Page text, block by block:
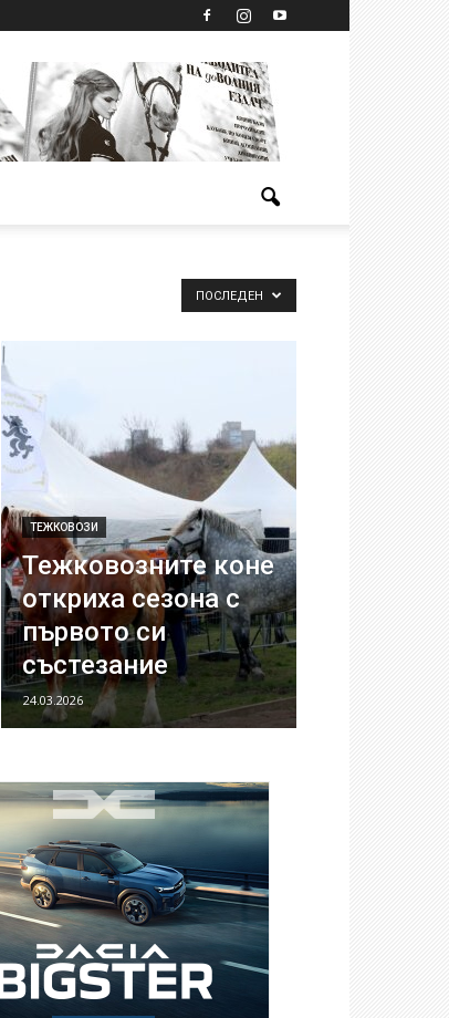
ПОСЛЕДЕН
ТЕЖКОВОЗИ
Тежковозните коне
откриха сезона с
първото си
състезание
24.03.2026